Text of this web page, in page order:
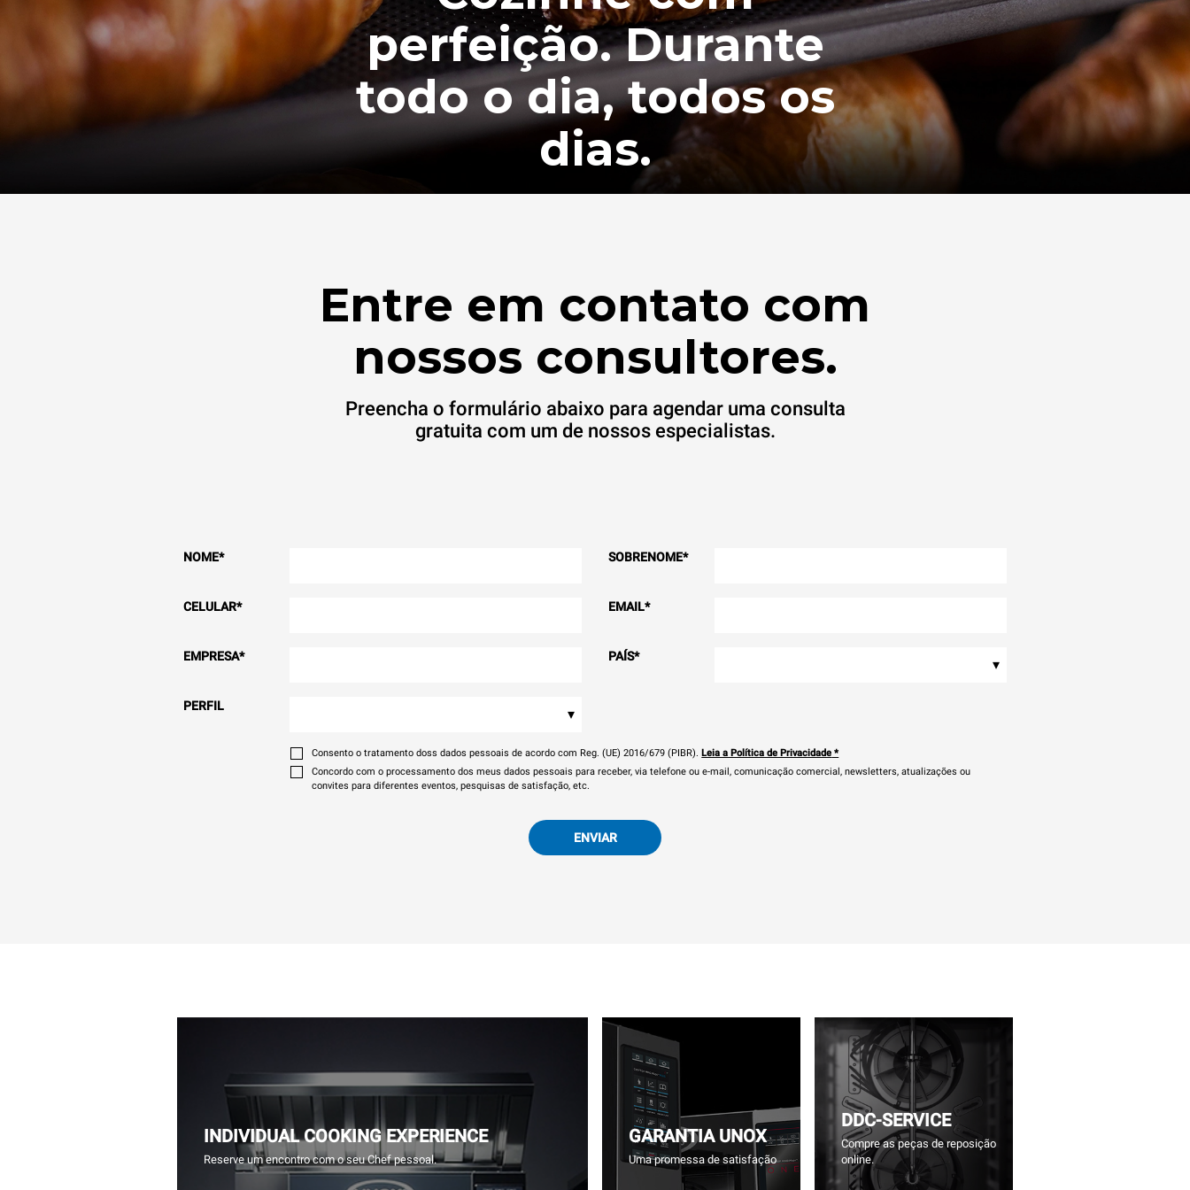
perfeição. Durante
todo o dia, todos os
dias.
Entre em contato com
nossos consultores.
Preencha o formulário abaixo para agendar uma consulta
gratuita com um de nossos especialistas.
NOME* SOBRENOME*
CELULAR* EMAIL*
EMPRESA* PAÍS* ▾
PERFIL ▾
Consento o tratamento doss dados pessoais de acordo com Reg. (UE) 2016/679 (PIBR). Leia a Política de Privacidade *
Concordo com o processamento dos meus dados pessoais para receber, via telefone ou e-mail, comunicação comercial, newsletters, atualizações ou
convites para diferentes eventos, pesquisas de satisfação, etc.
ENVIAR
INDIVIDUAL COOKING EXPERIENCE
Reserve um encontro com o seu Chef pessoal.
GARANTIA UNOX
Uma promessa de satisfação
DDC-SERVICE
Compre as peças de reposição
online.